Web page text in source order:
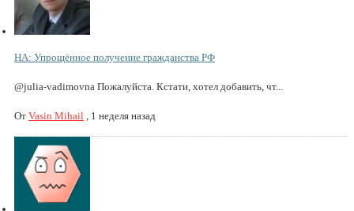
НА: Упрощённое получение гражданства РФ
@julia-vadimovna Пожалуйста. Кстати, хотел добавить, чт...
От Vasin Mihail 1 неделя назад